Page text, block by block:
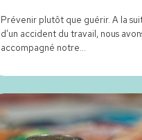
Prévenir plutôt que guérir. A la
d’un accident du travail, nous
accompagné notre…